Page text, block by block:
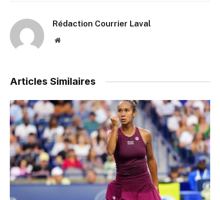
Rédaction Courrier Laval
Website
Articles Similaires